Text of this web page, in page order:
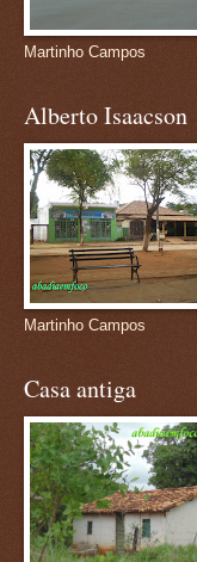
Martinho Campos
Alberto Isaacson
Martinho Campos
Casa antiga